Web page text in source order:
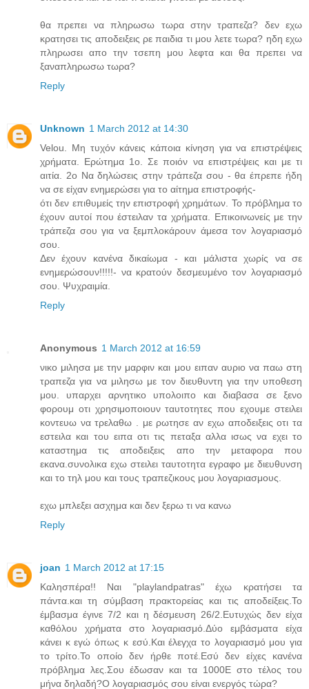
θα πρεπει να πληρωσω τωρα στην τραπεζα? δεν εχω
κρατησει τις αποδειξεις ρε παιδια τι μου λετε τωρα? ηδη εχω
πληρωσει απο την τσεπη μου λεφτα και θα πρεπει να
ξαναπληρωσω τωρα?
Reply
Unknown 1 March 2012 at 14:30
Velou. Μη τυχόν κάνεις κάποια κίνηση για να επιστρέψεις
χρήματα. Ερώτημα 1ο. Σε ποιόν να επιστρέψεις και με τι
αιτία. 2ο Να δηλώσεις στην τράπεζα σου - θα έπρεπε ήδη
να σε είχαν ενημερώσει για το αίτημα επιστροφής-
ότι δεν επιθυμείς την επιστροφή χρημάτων. Το πρόβλημα το
έχουν αυτοί που έστειλαν τα χρήματα. Επικοινωνείς με την
τράπεζα σου για να ξεμπλοκάρουν άμεσα τον λογαριασμό
σου.
Δεν έχουν κανένα δικαίωμα - και μάλιστα χωρίς να σε
ενημερώσουν!!!!!- να κρατούν δεσμευμένο τον λογαριασμό
σου. Ψυχραιμία.
Reply
Anonymous 1 March 2012 at 16:59
νικο μιλησα με την μαρφιν και μου ειπαν αυριο να παω στη
τραπεζα για να μιλησω με τον διευθυντη για την υποθεση
μου. υπαρχει αρνητικο υπολοιπο και διαβασα σε ξενο
φορουμ οτι χρησιμοποιουν ταυτοτητες που εχουμε στειλει
κοντευω να τρελαθω . με ρωτησε αν εχω αποδειξεις οτι τα
εστειλα και του ειπα οτι τις πεταξα αλλα ισως να εχει το
καταστημα τις αποδειξεις απο την μεταφορα που
εκανα.συνολικα εχω στειλει ταυτοτητα εγραφο με διευθυνση
και το τηλ μου και τους τραπεζικους μου λογαριασμους.
εχω μπλεξει ασχημα και δεν ξερω τι να κανω
Reply
joan 1 March 2012 at 17:15
Καλησπέρα!! Ναι "playlandpatras" έχω κρατήσει τα
πάντα.και τη σύμβαση πρακτορείας και τις αποδείξεις.Το
έμβασμα έγινε 7/2 και η δέσμευση 26/2.Ευτυχώς δεν είχα
καθόλου χρήματα στο λογαριασμό.Δύο εμβάσματα είχα
κάνει κ εγώ όπως κ εσύ.Και έλεγχα το λογαριασμό μου για
το τρίτο.Το οποίο δεν ήρθε ποτέ.Εσύ δεν είχες κανένα
πρόβλημα λες.Σου έδωσαν και τα 1000Ε στο τέλος του
μήνα δηλαδή?Ο λογαριασμός σου είναι ενεργός τώρα?